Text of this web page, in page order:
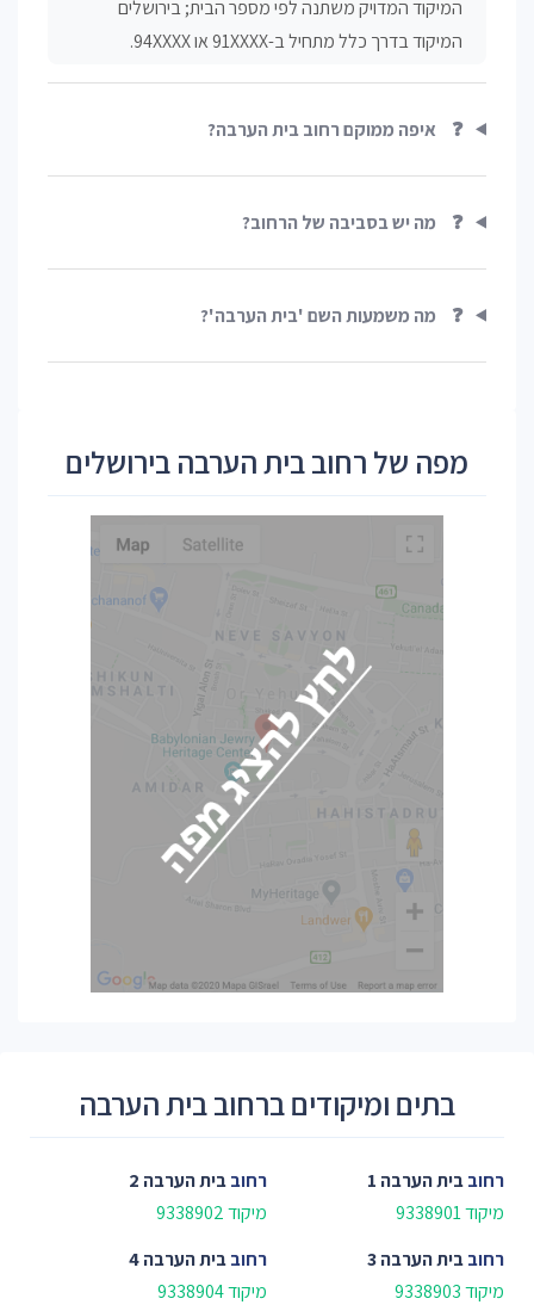
המיקוד המדויק משתנה לפי מספר הבית; בירושלים
המיקוד בדרך כלל מתחיל ב-91XXXX או 94XXXX.
❓ איפה ממוקם רחוב בית הערבה?
❓ מה יש בסביבה של הרחוב?
❓ מה משמעות השם 'בית הערבה'?
מפה של רחוב בית הערבה בירושלים
בתים ומיקודים ברחוב בית הערבה
רחובבית הערבה 1
מיקוד 9338901
רחובבית הערבה 2
מיקוד 9338902
רחובבית הערבה 3
מיקוד 9338903
רחובבית הערבה 4
מיקוד 9338904